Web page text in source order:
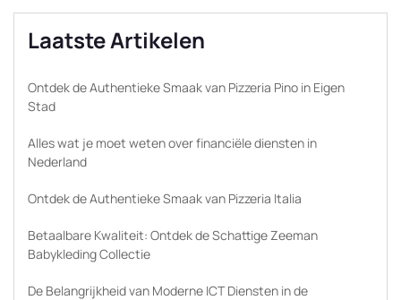
Laatste Artikelen
Ontdek de Authentieke Smaak van Pizzeria Pino in Eigen
Stad
Alles wat je moet weten over financiële diensten in
Nederland
Ontdek de Authentieke Smaak van Pizzeria Italia
Betaalbare Kwaliteit: Ontdek de Schattige Zeeman
Babykleding Collectie
De Belangrijkheid van Moderne ICT Diensten in de